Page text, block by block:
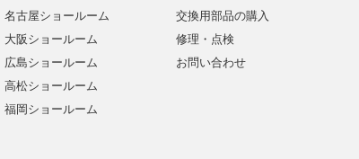
名古屋ショールーム
大阪ショールーム
広島ショールーム
高松ショールーム
福岡ショールーム
交換用部品の購入
修理・点検
お問い合わせ